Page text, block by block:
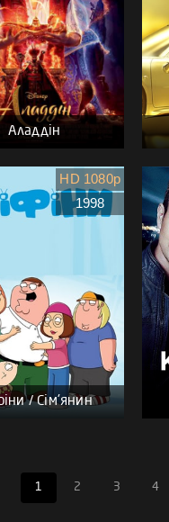
Аладдін
/ Сім'янин
HD 1080p
1998
1 2 3 4